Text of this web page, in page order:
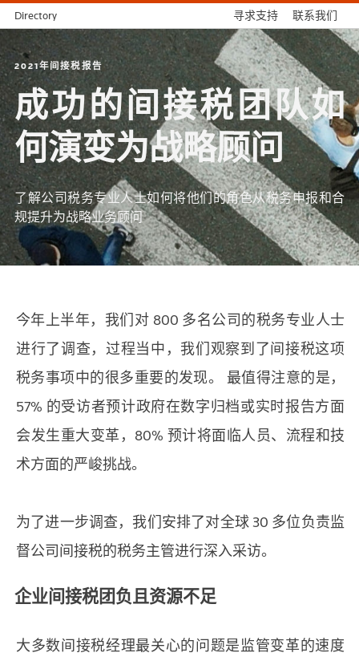
Directory 寻求支持 联系我们
2021年间接税报告
成功的间接税团队如
何演变为战略顾问
了解公司税务专业人士如何将他们的角色从税务申报和合
规提升为战略业务顾问
今年上半年，我们对 800 多名公司的税务专业人士
进行了调查，过程当中，我们观察到了间接税这项
税务事项中的很多重要的发现。 最值得注意的是，
57% 的受访者预计政府在数字归档或实时报告方面
会发生重大变革，80% 预计将面临人员、流程和技
术方面的严峻挑战。
为了进一步调查，我们安排了对全球 30 多位负责监
督公司间接税的税务主管进行深入采访。
企业间接税团负且资源不足
大多数间接税经理最关心的问题是监管变革的速度